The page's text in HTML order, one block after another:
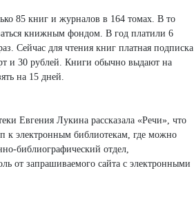
85 книг и журналов в 164 томах. В то
книжным фондом. В год платили 6
Сейчас для чтения книг платная подписка
и 30 рублей. Книги обычно выдают на
на 15 дней.
Евгения Лукина рассказала «Речи», что
к электронным библиотекам, где можно
библиографический отдел,
от запрашиваемого сайта с электронными